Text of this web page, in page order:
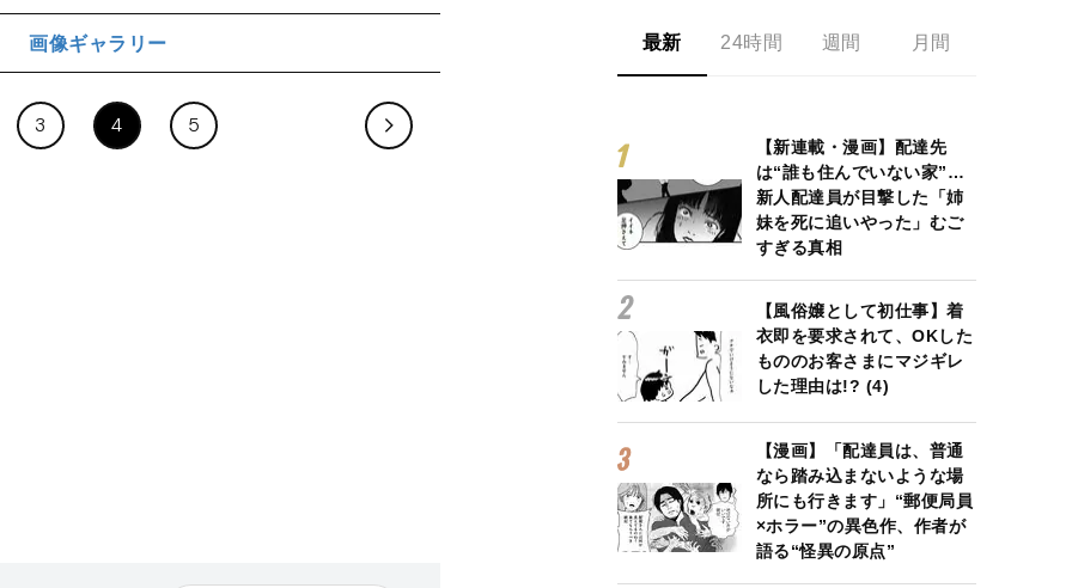
画像ギャラリー
3 4 5
最新 24時間 週間 月間
【新連載・漫画】配達先
は“誰も住んでいない家”…
新人配達員が目撃した「姉
妹を死に追いやった」むご
すぎる真相
【風俗嬢として初仕事】着
衣即を要求されて、OKした
もののお客さまにマジギレ
した理由は!? (4)
【漫画】「配達員は、普通
なら踏み込まないような場
所にも行きます」“郵便局員
×ホラー”の異色作、作者が
語る“怪異の原点”